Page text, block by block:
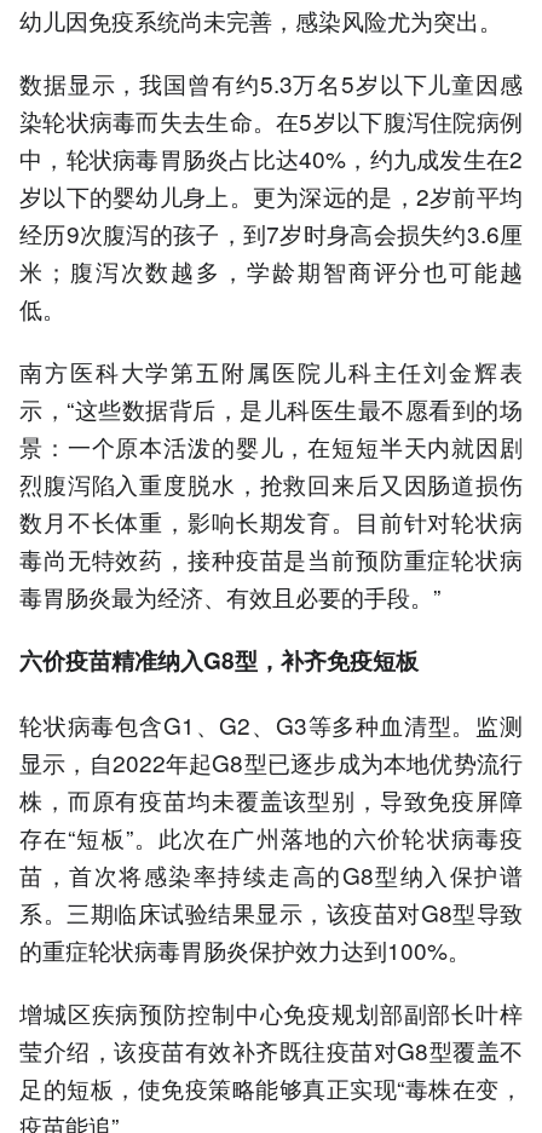
幼儿因免疫系统尚未完善，感染风险尤为突出。
数据显示，我国曾有约5.3万名5岁以下儿童因感
染轮状病毒而失去生命。在5岁以下腹泻住院病例
中，轮状病毒胃肠炎占比达40%，约九成发生在2
岁以下的婴幼儿身上。更为深远的是，2岁前平均
经历9次腹泻的孩子，到7岁时身高会损失约3.6厘
米；腹泻次数越多，学龄期智商评分也可能越
低。
南方医科大学第五附属医院儿科主任刘金辉表
示，“这些数据背后，是儿科医生最不愿看到的场
景：一个原本活泼的婴儿，在短短半天内就因剧
烈腹泻陷入重度脱水，抢救回来后又因肠道损伤
数月不长体重，影响长期发育。目前针对轮状病
毒尚无特效药，接种疫苗是当前预防重症轮状病
毒胃肠炎最为经济、有效且必要的手段。”
六价疫苗精准纳入G8型， 补齐免疫短板
轮状病毒包含G1、G2、G3等多种血清型。监测
显示，自2022年起G8型已逐步成为本地优势流行
株，而原有疫苗均未覆盖该型别，导致免疫屏障
存在“短板”。此次在广州落地的六价轮状病毒疫
苗，首次将感染率持续走高的G8型纳入保护谱
系。三期临床试验结果显示，该疫苗对G8型导致
的重症轮状病毒胃肠炎保护效力达到100%。
增城区疾病预防控制中心免疫规划部副部长叶梓
莹介绍，该疫苗有效补齐既往疫苗对G8型覆盖不
足的短板，使免疫策略能够真正实现“毒株在变，
疫苗能追”。